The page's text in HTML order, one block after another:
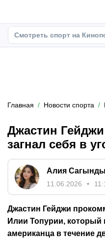
Смотреть спорт на
Главная Новости спорта
Джастин
загнал себя в
Алия
11.06.2026
Джастин Гейджи
Илии Топурии, который
американца в течение